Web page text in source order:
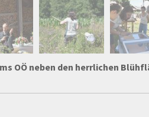
OÖ neben den herrlichen